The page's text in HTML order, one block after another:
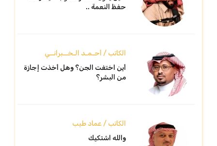
حفظ النعمة ..
الكاتب / أحـمـد الـخــبرانــي
أين اختفت الجن؟ وهل أخذت إجازة
من البشر؟
الكاتب / عماد طيب
والله اشتكيك